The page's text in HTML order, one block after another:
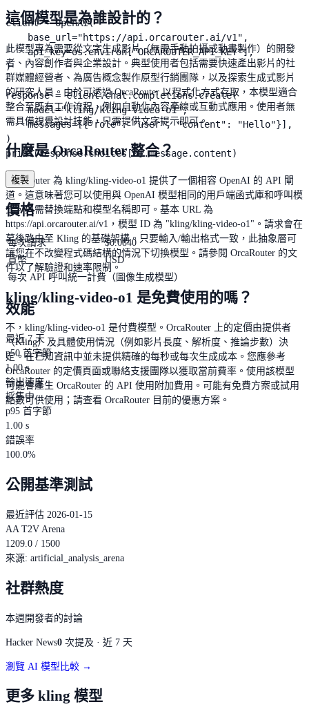
這個模型是為誰設計的？
此模型專為需要從文字生成影片（無需手動拍攝或動畫製作）的開發
者、內容創作者與企業設計。典型使用者包括需要快速產出影片的社
群媒體經營者、為廣告概念製作原型行銷團隊，以及探索生成式影片
的研究人員。由於可透過 OrcaRouter 以程式化方式存取，本模型適合
整合至既有工作流程，例如自動化內容產線或互動式應用。使用者無
需具備視覺設計技能，只需提供文字提示即可。
什麼是 OrcaRouter 整合？
OrcaRouter 為 kling/kling-video-o1 提供了一個相容 OpenAI 的 API 閘
道。這意味著您可以使用與 OpenAI 模型相同的用戶端函式庫和呼叫模
式，只需替換端點和模型名稱即可。基本 URL 為
https://api.orcarouter.ai/v1，模型 ID 為 "kling/kling-video-o1"。請求會在
幕後路由至 Kling 的基礎架構。只要輸入/輸出格式一致，此抽象層可
讓您在不改變程式碼結構的情況下切換模型。請參閱 OrcaRouter 的文
件以了解驗證和速率限制。
kling/kling-video-o1 是免費使用的嗎？
不，kling/kling-video-o1 是付費模型。OrcaRouter 上的定價由提供者
（Kling）及具體使用情況（例如影片長度、解析度、推論步數）決
定。在已知資訊中並未提供精確的每秒或每次生成成本。您應參考
OrcaRouter 的定價頁面或聯絡支援團隊以獲取當前費率。使用該模型
可能會產生 OrcaRouter 的 API 使用附加費用。可能有免費方案或試用
點數可供使用；請查看 OrcaRouter 目前的優惠方案。
client = OpenAI(
    base_url="https://api.orcarouter.ai/v1",
    api_key=os.environ["ORCAROUTER_API_KEY"],
)
response = client.chat.completions.create(
    model="kling/kling-video-o1",
    messages=[{"role": "user", "content": "Hello"}],
)
print(response.choices[0].message.content)
複製
價格
每次請求 $0.0840
貨幣
USD
每次 API 呼叫統一計費（圖像生成模型）
效能
最近 7 天
p50 首字節
1.00 s
輸出速度
採集中…
p95 首字節
1.00 s
錯誤率
100.0%
公開基準測試
最近評估 2026-01-15
AA T2V Arena
1209.0 / 1500
來源: artificial_analysis_arena
社群熱度
本週開發者的討論
Hacker News0 次提及 · 近 7 天
瀏覽 AI 模型比較 →
更多 kling 模型